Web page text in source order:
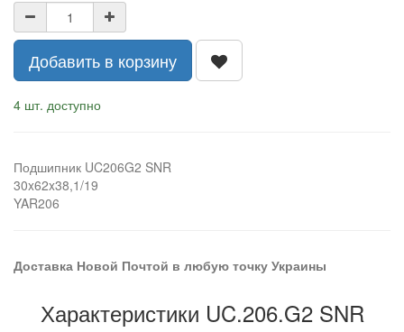
Добавить в корзину
4 шт. доступно
Подшипник UC206G2 SNR
30x62x38,1/19
YAR206
Доставка Новой Почтой в любую точку Украины
Характеристики UC.206.G2 SNR